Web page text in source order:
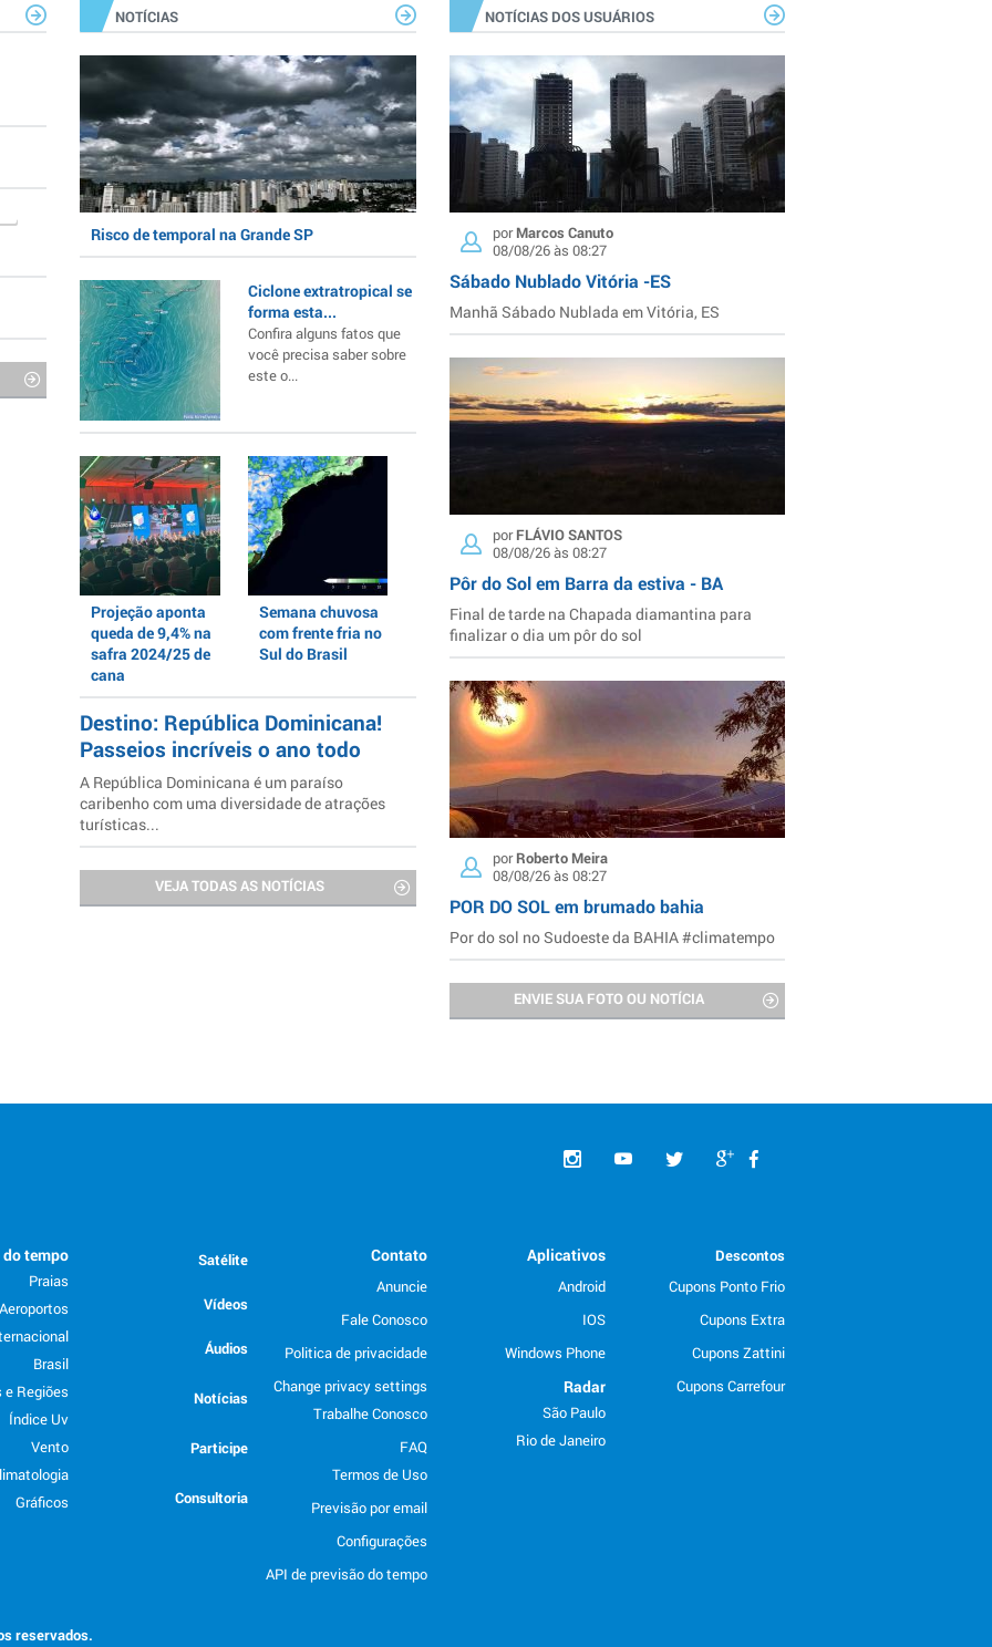
NOTÍCIAS
Risco de temporal na Grande SP
Ciclone extratropical se
forma esta...
Confira alguns fatos que
você precisa saber sobre
este o...
Projeção aponta
queda de 9,4% na
safra 2024/25 de
cana
Semana chuvosa
com frente fria no
Sul do Brasil
Destino: República Dominicana!
Passeios incríveis o ano todo
A República Dominicana é um paraíso
caribenho com uma diversidade de atrações
turísticas...
VEJA TODAS AS NOTÍCIAS
NOTÍCIAS DOS USUÁRIOS
porMarcos Canuto
08/08/26 às 08:27
Sábado Nublado Vitória -ES
Manhã Sábado Nublada em Vitória, ES
porFLÁVIO SANTOS
08/08/26 às 08:27
Pôr do Sol em Barra da estiva - BA
Final de tarde na Chapada diamantina para
finalizar o dia um pôr do sol
porRoberto Meira
08/08/26 às 08:27
POR DO SOL em brumado bahia
Por do sol no Sudoeste da BAHIA #climatempo
ENVIE SUA FOTO OU NOTÍCIA
Descontos
Cupons Ponto Frio
Cupons Extra
Cupons Zattini
Cupons Carrefour
Aplicativos
Android
IOS
Windows Phone
Radar
São Paulo
Rio de Janeiro
Contato
Anuncie
Fale Conosco
Politica de privacidade
Change privacy settings
Trabalhe Conosco
FAQ
Termos de Uso
Previsão por email
Configurações
API de previsão do tempo
Satélite
Vídeos
Áudios
Notícias
Participe
Consultoria
tempo
Praias
Aeroportos
Brasil
e Regiões
Índice Uv
Vento
Gráficos
reservados.